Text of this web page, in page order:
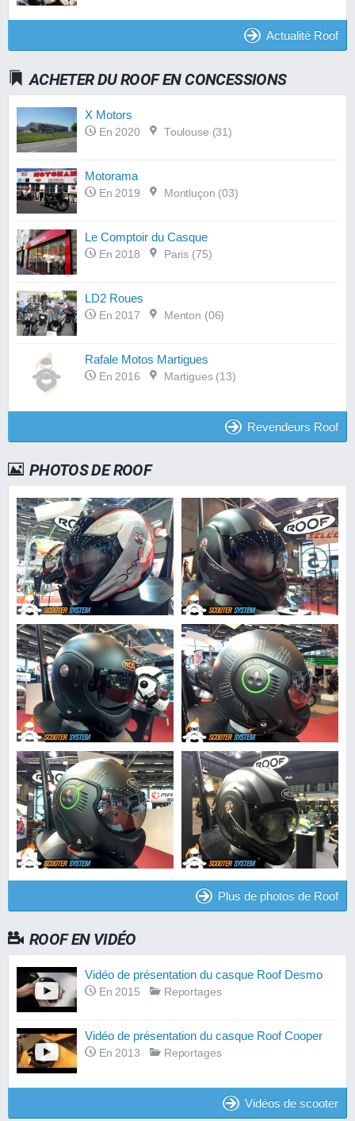
Actualité Roof
ACHETER DU ROOF EN CONCESSIONS
X Motors
En 2020 Toulouse (31)
Motorama
En 2019 Montluçon (03)
Le Comptoir du Casque
En 2018 Paris (75)
LD2 Roues
En 2017 Menton (06)
Rafale Motos Martigues
En 2016 Martigues (13)
Revendeurs Roof
PHOTOS DE ROOF
Plus de photos de Roof
ROOF EN VIDÉO
Vidéo de présentation du casque Roof Desmo
En 2015 Reportages
Vidéo de présentation du casque Roof Cooper
En 2013 Reportages
Vidéos de scooter